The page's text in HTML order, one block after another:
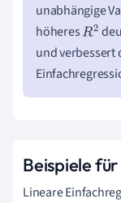
unabhängige
höheresR2
und verbessert
Beispiele
Lineare